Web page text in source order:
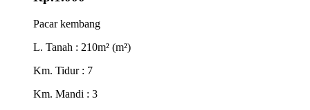
Pacar kembang
L. Tanah : 210m² (m²)
Km. Tidur : 7
Km. Mandi : 3